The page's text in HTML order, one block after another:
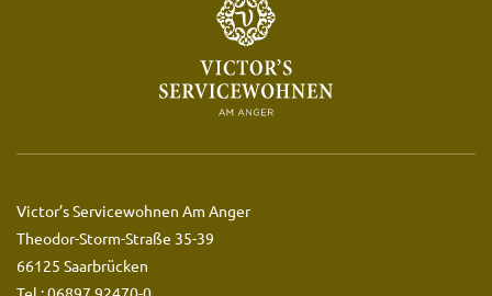
Victor’s Servicewohnen Am Anger
Theodor-Storm-Straße 35-39
66125 Saarbrücken